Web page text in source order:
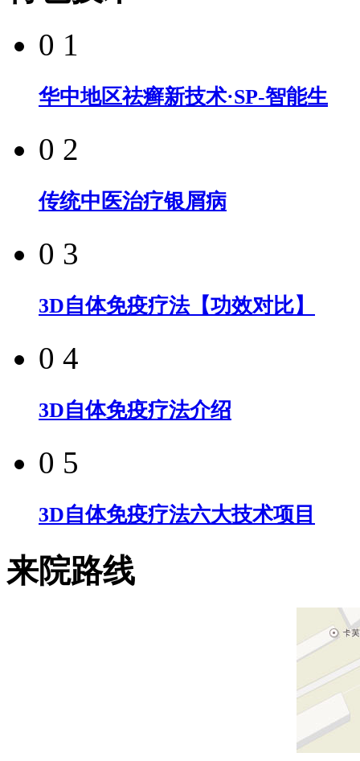
0 1
华中地区祛癣新技术·SP-智能生
0 2
传统中医治疗银屑病
0 3
3D自体免疫疗法【功效对比】
0 4
3D自体免疫疗法介绍
0 5
3D自体免疫疗法六大技术项目
来院路线